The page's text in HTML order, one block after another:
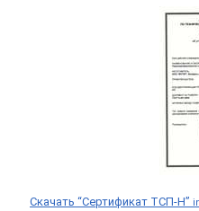
Скачать “Сертификат ТСП-Н”